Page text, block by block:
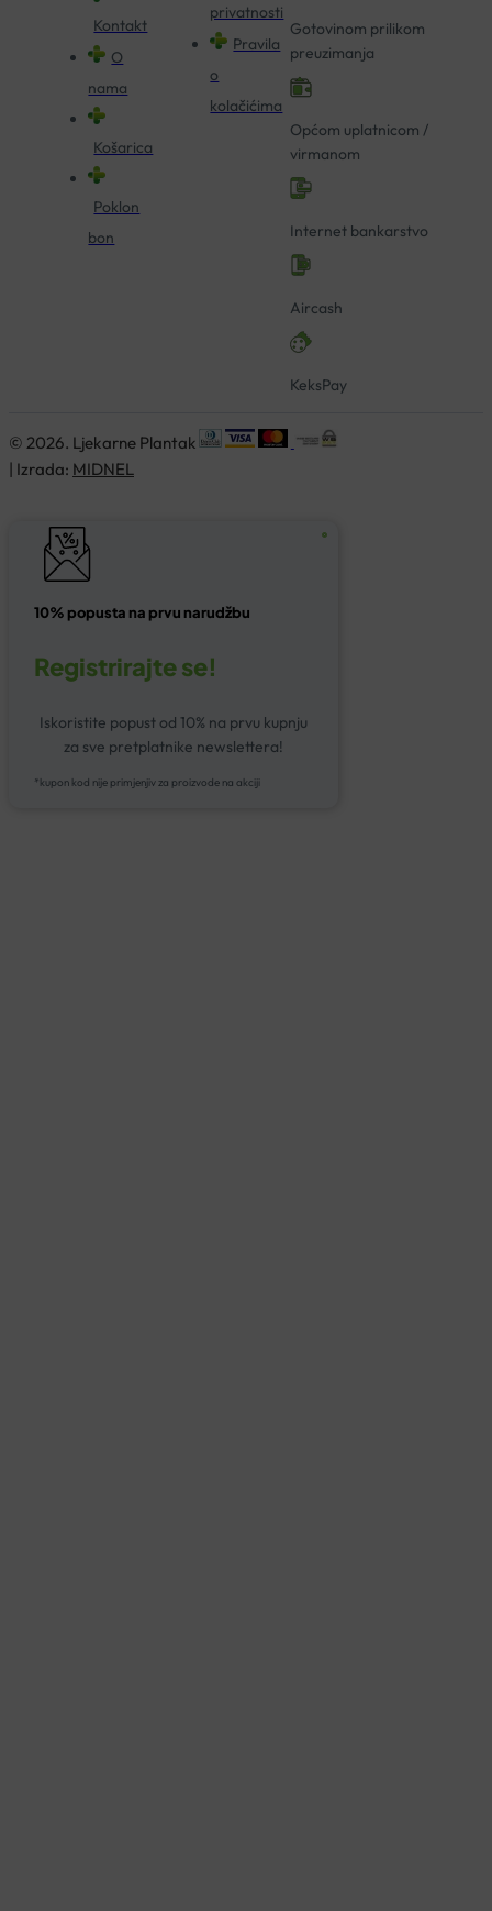
Kontakt
O
nama
Košarica
Poklon
bon
privatnosti
Pravila
o
kolačićima
Gotovinom prilikom
preuzimanja
Općom uplatnicom /
virmanom
Internet bankarstvo
Aircash
KeksPay
© 2026. Ljekarne Plantak
| Izrada: MIDNEL
10% popusta na prvu narudžbu
Registrirajte se!
Iskoristite popust od 10% na prvu kupnju
za sve pretplatnike newslettera!
*kupon kod nije primjenjiv za proizvode na akciji